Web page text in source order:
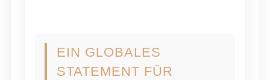
EIN GLOBALES
STATEMENT FÜR